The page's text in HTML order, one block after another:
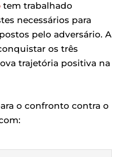
tem trabalhado
necessários para
pelo adversário. A
os três
trajetória positiva na
o confronto contra o